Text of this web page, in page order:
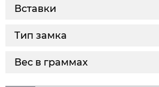
Вставки
Тип замка
Вес в граммах